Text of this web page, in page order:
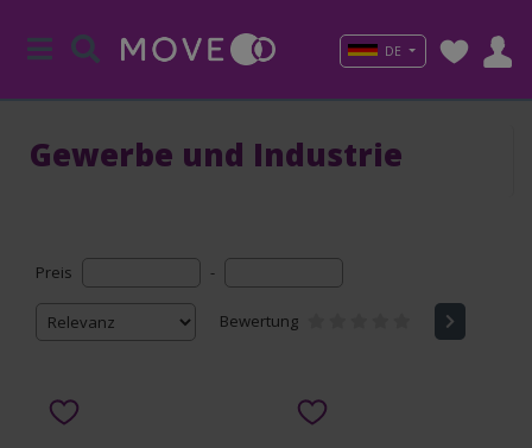
DE
Gewerbe und Industrie
Preis -
Bewertung